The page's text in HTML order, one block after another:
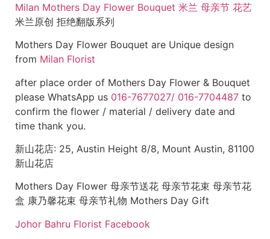
Milan Mothers Day Flower Bouquet 米兰 母亲节 花艺
米兰原创 拒绝翻版系列
Mothers Day Flower Bouquet are Unique design
from Milan Florist
after place order of Mothers Day Flower & Bouquet
please WhatsApp us 016-7677027/ 016-7704487 to
confirm the flower / material / delivery date and
time thank you.
新山花店: 25, Austin Height 8/8, Mount Austin, 81100
新山花店
Mothers Day Flower 母亲节送花 母亲节花束 母亲节花
盒 康乃馨花束 母亲节礼物 Mothers Day Gift
Johor Bahru Florist Facebook